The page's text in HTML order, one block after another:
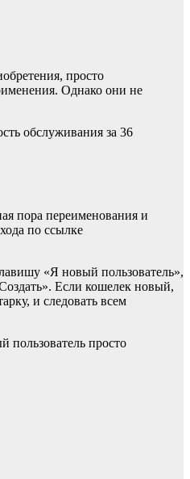
просто
Однако они не
обслуживания за 36
пора переименования и
по ссылке
«Я новый пользователь»,
Если кошелек новый,
и следовать всем
пользователь просто